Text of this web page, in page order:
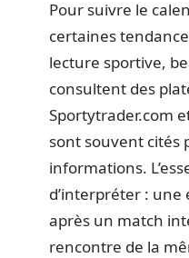
Pour suivre le
certaines
lecture sportive,
consultent des
Sportytrader.com
sont souvent cités
informations.
d’interpréter :
après un match
rencontre de la